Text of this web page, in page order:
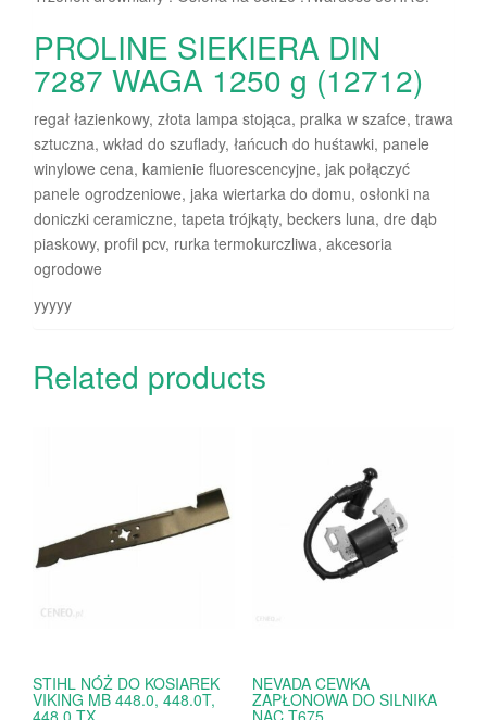
PROLINE SIEKIERA DIN
7287 WAGA 1250 g (12712)
regał łazienkowy, złota lampa stojąca, pralka w szafce, trawa
sztuczna, wkład do szuflady, łańcuch do huśtawki, panele
winylowe cena, kamienie fluorescencyjne, jak połączyć
panele ogrodzeniowe, jaka wiertarka do domu, osłonki na
doniczki ceramiczne, tapeta trójkąty, beckers luna, dre dąb
piaskowy, profil pcv, rurka termokurczliwa, akcesoria
ogrodowe
yyyyy
Related products
STIHL NÓŻ DO KOSIAREK
VIKING MB 448.0, 448.0T,
NEVADA CEWKA
ZAPŁONOWA DO SILNIKA